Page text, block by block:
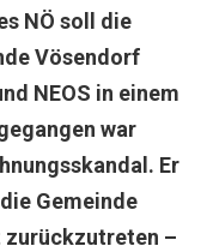
NÖ soll die
Vösendorf
NEOS in einem
war
Er
Gemeinde
zurückzutreten –